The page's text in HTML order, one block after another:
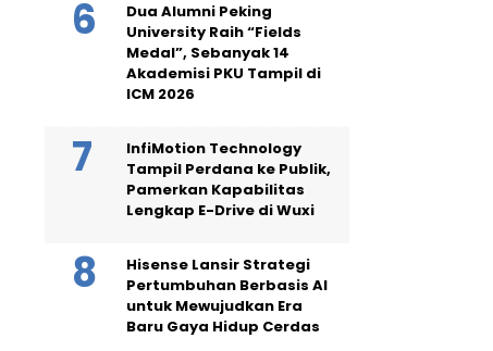
Dua Alumni Peking
University Raih “Fields
Medal”, Sebanyak 14
Akademisi PKU Tampil di
ICM 2026
InfiMotion Technology
Tampil Perdana ke Publik,
Pamerkan Kapabilitas
Lengkap E-Drive di Wuxi
Hisense Lansir Strategi
Pertumbuhan Berbasis AI
untuk Mewujudkan Era
Baru Gaya Hidup Cerdas